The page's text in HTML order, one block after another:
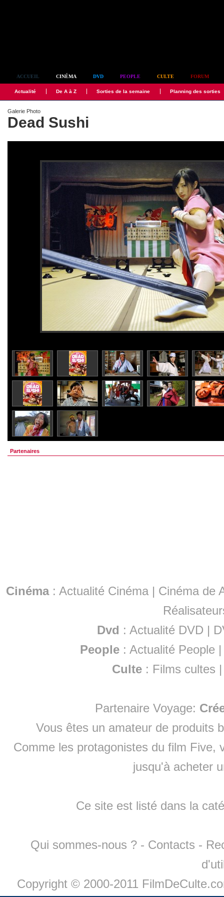
ACCUEIL CINÉMA DVD PEOPLE CULTE FORUM
Actualité De A à Z Sorties de la semaine Planning des sorties
Galerie Photo
Dead Sushi
Partenaires
Cinéma: Actualité Cinéma | Cinéma de
Dvd : Actualité DVD |
People :Actualité People
Culte : Films cultes
Partenaire Voyage:
Vous êtes un amateur de produits
Comme les protagonistes du film Five,
jusqu'à acheter
Ce site est listé dans la
Qui sommes-nous ? - Contacts -
Copyright © 2000-2011